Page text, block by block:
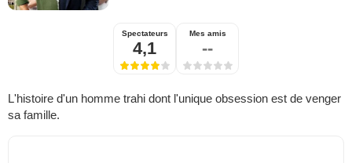
Spectateurs
4,1
Mes amis
--
L'histoire d'un homme trahi dont l'unique obsession est de venger
sa famille.